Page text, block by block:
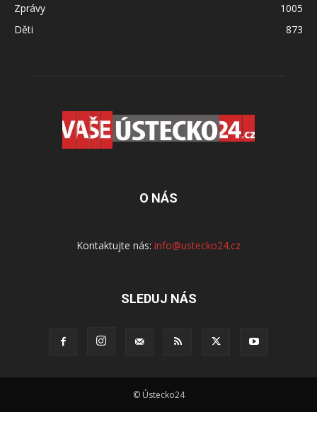
Zprávy
1005
Děti
873
O NÁS
Kontaktujte nás: info@ustecko24.cz
SLEDUJ NÁS
© Ústecko24